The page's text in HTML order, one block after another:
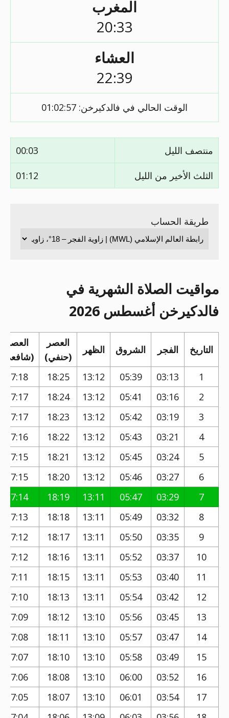
المغرب
20:33
العشاء
22:39
الوقت الحالي في فالدكيرخن: 01:02:57
منتصف الليل 00:03
الثلث الأخير من الليل 01:12
طريقة الحساب
مواقيت الصلاة الشهرية في
فالدكيرخن أغسطس 2026
التاريخ الفجر الشروق الظهر
العصر
(حنفي)
العصر
(شافعي)
1
03:13
05:39
13:12
18:25
17:18
2
03:16
05:41
13:12
18:24
17:17
3
03:19
05:42
13:12
18:23
17:17
4
03:21
05:43
13:12
18:22
17:16
5
03:24
05:45
13:12
18:21
17:15
6
03:27
05:46
13:12
18:20
17:15
7
03:29
05:47
13:11
18:19
17:14
8
03:32
05:49
13:11
18:18
17:13
9
03:35
05:50
13:11
18:17
17:12
10
03:37
05:52
13:11
18:16
17:12
11
03:40
05:53
13:11
18:15
17:11
12
03:42
05:54
13:11
18:13
17:10
13
03:45
05:56
13:10
18:12
17:09
14
03:47
05:57
13:10
18:11
17:08
15
03:49
05:58
13:10
18:10
17:07
16
03:52
06:00
13:10
18:08
17:06
17
03:54
06:01
13:10
18:07
17:05